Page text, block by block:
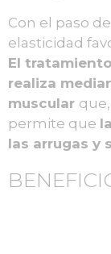
Con el paso
elasticidad
El
realiza
muscular
permite que
las arrugas y